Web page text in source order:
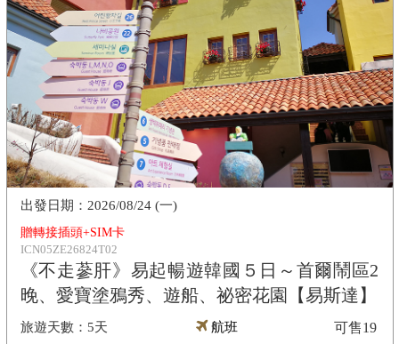
贈轉接插頭+SIM卡
ICN05ZE26824T02
《不走蔘肝》易起暢遊韓國５日～首爾鬧區2
晚、愛寶塗鴉秀、遊船、祕密花園【易斯達】
5天
2026/08/24 (一)
航班 可售19